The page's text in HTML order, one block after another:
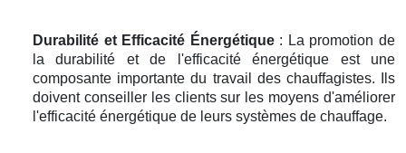
Durabilité et Efficacité Énergétique: La promotion de
la durabilité et de l'efficacité énergétique est une
composante importante du travail des chauffagistes. Ils
doivent conseiller les clients sur les moyens d'améliorer
l'efficacité énergétique de leurs systèmes de chauffage.